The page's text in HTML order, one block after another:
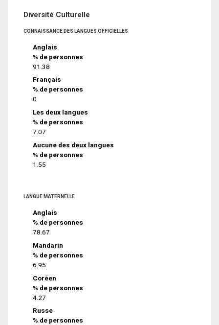
Diversité Culturelle
CONNAISSANCE DES LANGUES OFFICIELLES
Anglais
% de personnes
91.38
Français
% de personnes
0
Les deux langues
% de personnes
7.07
Aucune des deux langues
% de personnes
1.55
LANGUE MATERNELLE
Anglais
% de personnes
78.67
Mandarin
% de personnes
6.95
Coréen
% de personnes
4.27
Russe
% de personnes